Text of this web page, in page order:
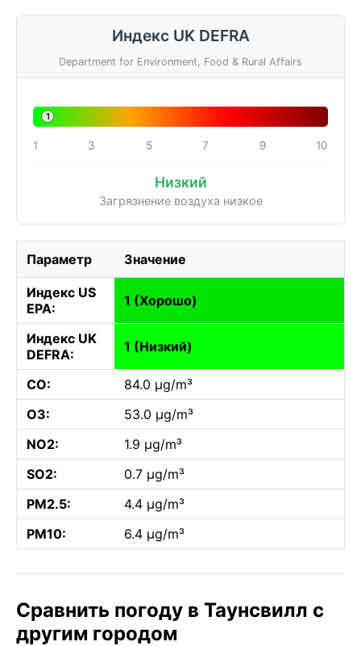
Индекс UK DEFRA
Department for Environment, Food & Rural Affairs
1
1 3 5 7 9 10
Низкий
Загрязнение воздуха низкое
Параметр Значение
Индекс US
EPA:
1 (Хорошо)
Индекс UK
DEFRA:
1 (Низкий)
CO:
84.0 µg/m³
O3:
53.0 µg/m³
NO2:
1.9 µg/m³
SO2:
0.7 µg/m³
PM2.5:
4.4 µg/m³
PM10:
6.4 µg/m³
Сравнить погоду в Таунсвилл с
другим городом